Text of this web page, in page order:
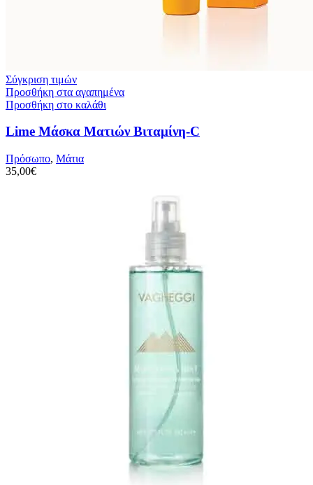
Σύγκριση τιμών
Προσθήκη στα αγαπημένα
Προσθήκη στο καλάθι
Lime Μάσκα Ματιών Βιταμίνη-C
Πρόσωπο, Μάτια
35,00€